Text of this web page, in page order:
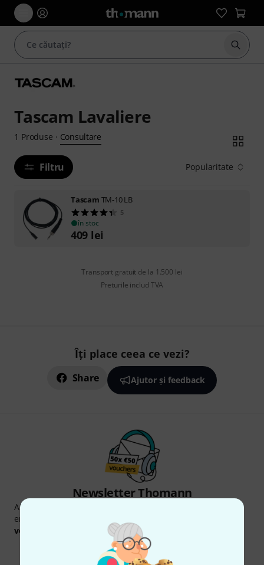
Tascam Lavaliere
1 Produse · Consultare
Filtru Popularitate
Tascam TM-10 LB
5
în stoc
409 lei
Transport gratuit de la 1.500 lei
Preturile includ TVA
Îți place ceea ce vezi?
Share Ajutor și feedback
Newsletter Thomann
Abonați-vă la buletinul informativ Thomann în limba
engleză și, cu puțin noroc, puteți câștiga unul dintre
voucherele
în valoare de
fiecare!
Contribuții inspiraționale
Perspectivele Thomann